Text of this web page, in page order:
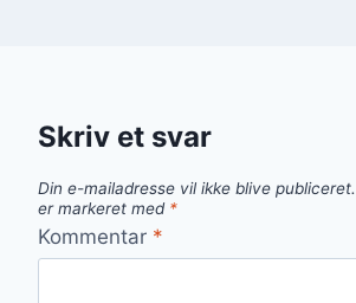
Skriv et svar
Din e-mailadresse vil ikke blive publiceret.
er markeret med *
Kommentar *